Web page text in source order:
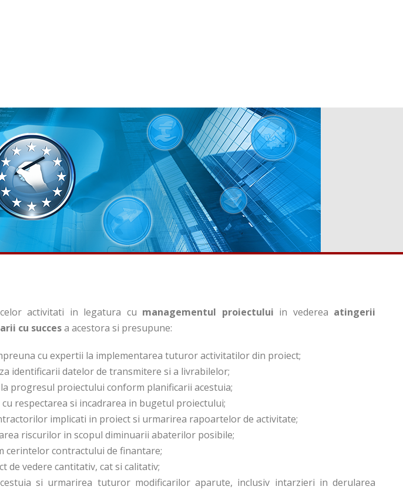
activitati in legatura cu managementul proiectului in vederea atingerii
cu succesa acestora si presupune:
cu expertii la implementarea tuturor activitatilor din proiect;
identificarii datelor de transmitere si a livrabilelor;
progresul proiectului conform planificarii acestuia;
respectarea si incadrarea in bugetul proiectului;
implicati in proiect si urmarirea rapoartelor de activitate;
riscurilor in scopul diminuarii abaterilor posibile;
cerintelor contractului de finantare;
de vedere cantitativ, cat si calitativ;
si urmarirea tuturor modificarilor aparute, inclusiv intarzieri in derularea